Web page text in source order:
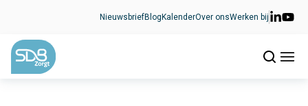
NieuwsbriefBlog KalenderOver onsWerken bij